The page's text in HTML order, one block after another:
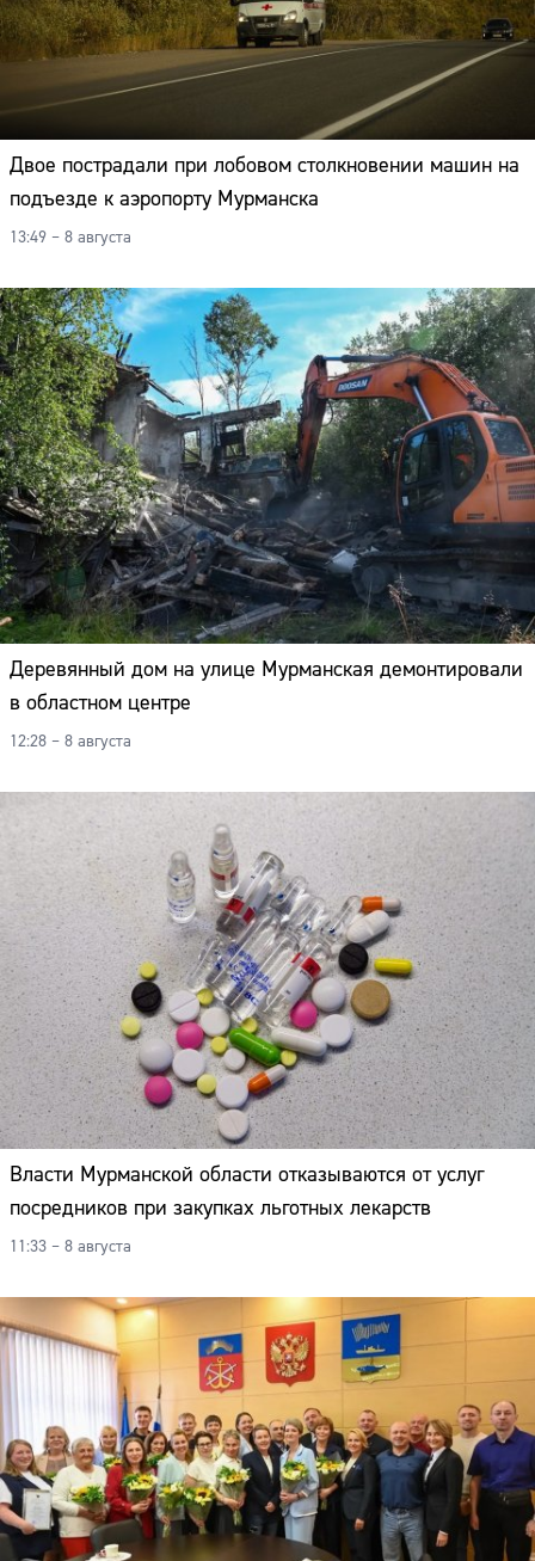
Двое пострадали при лобовом столкновении машин на
подъезде к аэропорту Мурманска
13:49 – 8 августа
Деревянный дом на улице Мурманская демонтировали
в областном центре
12:28 – 8 августа
Власти Мурманской области отказываются от услуг
посредников при закупках льготных лекарств
11:33 – 8 августа